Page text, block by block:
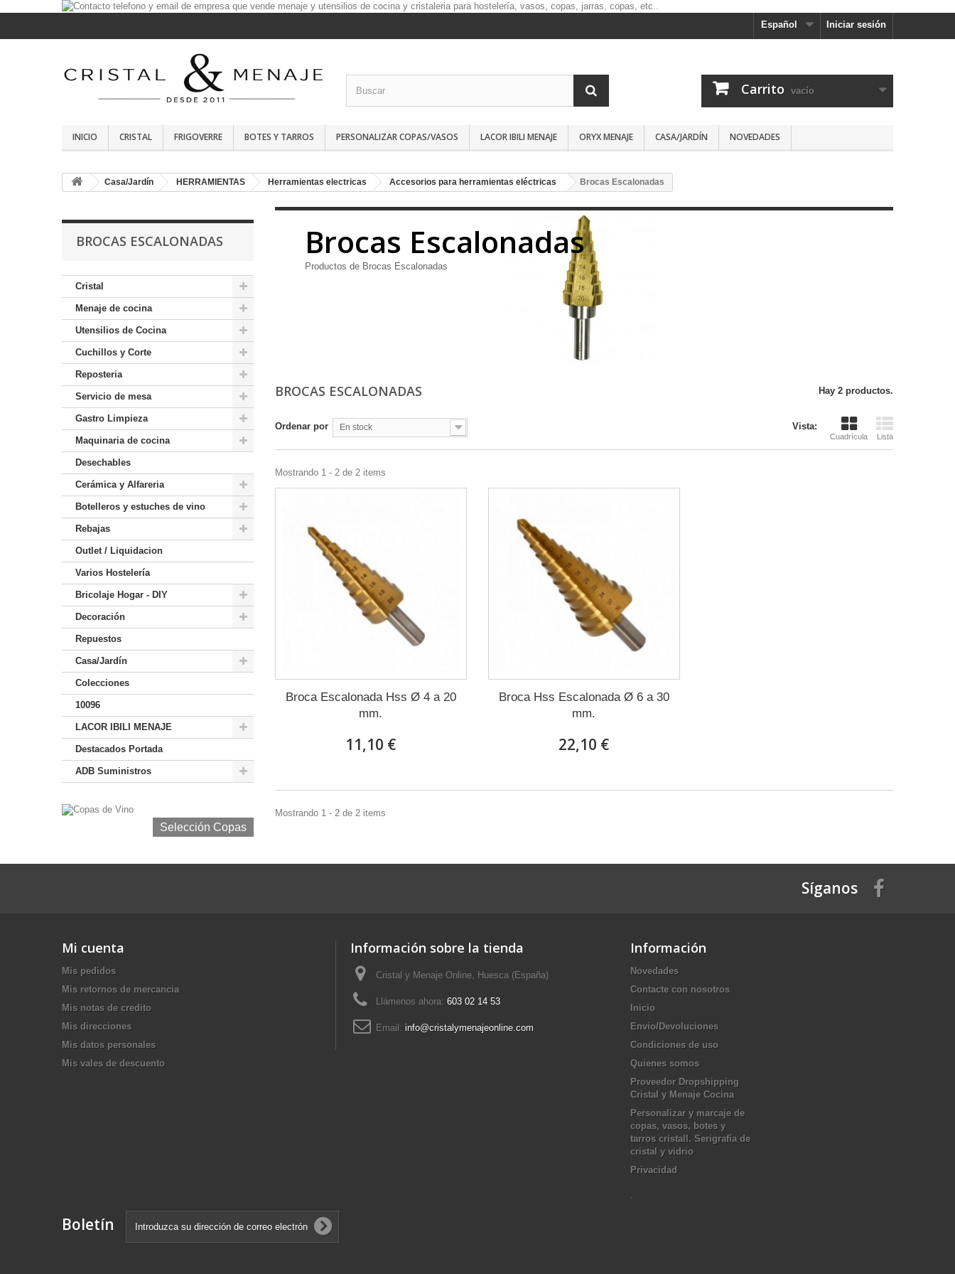
Iniciar sesión
Español
Carrito vacío
INICIO CRISTAL FRIGOVERRE BOTES Y TARROS PERSONALIZAR COPAS/VASOS LACOR IBILI MENAJE ORYX MENAJE CASA/JARDÍN NOVEDADES
Casa/Jardín HERRAMIENTAS Herramientas electricas Accesorios para herramientas eléctricas Brocas Escalonadas
BROCAS ESCALONADAS
Cristal
Menaje de cocina
Utensilios de Cocina
Cuchillos y Corte
Reposteria
Servicio de mesa
Gastro Limpieza
Maquinaria de cocina
Desechables
Cerámica y Alfareria
Botelleros y estuches de vino
Rebajas
Outlet / Liquidacion
Varios Hostelería
Bricolaje Hogar - DIY
Decoración
Repuestos
Casa/Jardín
Colecciones
10096
LACOR IBILI MENAJE
Destacados Portada
ADB Suministros
Selección Copas de Vino y Champagne
Selección Copas
Brocas Escalonadas
Productos de Brocas Escalonadas
BROCAS ESCALONADAS Hay 2 productos.
Vista:
Cuadrícula Lista
Ordenar por En stock
Mostrando 1 - 2 de 2 items
Broca Escalonada Hss Ø 4 a 20
mm.
11,10 €
Broca Hss Escalonada Ø 6 a 30
mm.
22,10 €
Mostrando 1 - 2 de 2 items
Síganos
Mi cuenta
Mis pedidos
Mis retornos de mercancia
Mis notas de credito
Mis direcciones
Mis datos personales
Mis vales de descuento
Información sobre la tienda
Cristal y Menaje Online, Huesca (España)
Llámenos ahora: 603 02 14 53
Email: info@cristalymenajeonline.com
Información
Novedades
Contacte con nosotros
Inicio
Envio/Devoluciones
Condiciones de uso
Quienes somos
Proveedor Dropshipping
Cristal y Menaje Cocina
Personalizar y marcaje de
copas, vasos, botes y
tarros cristall. Serigrafía de
cristal y vidrio
Privacidad
Boletín